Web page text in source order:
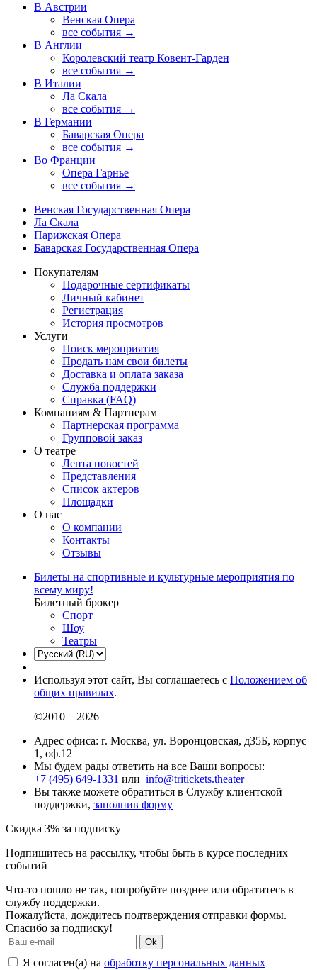
В Австрии
Венская Опера
все события →
В Англии
Королевский театр Ковент-Гарден
все события →
В Италии
Ла Скала
все события →
В Германии
Баварская Опера
все события →
Во Франции
Опера Гарнье
все события →
Венская Государственная Опера
Ла Скала
Парижская Опера
Баварская Государственная Опера
Покупателям
Подарочные сертификаты
Личный кабинет
Регистрация
История просмотров
Услуги
Поиск мероприятия
Продать нам свои билеты
Доставка и оплата заказа
Служба поддержки
Справка (FAQ)
Компаниям & Партнерам
Партнерская программа
Групповой заказ
О театре
Лента новостей
Представления
Список актеров
Площадки
О нас
О компании
Контакты
Отзывы
Билеты на спортивные и культурные мероприятия по
всему миру!
Билетный брокер
Спорт
Шоу
Театры
Используя этот сайт, Вы соглашаетесь с Положением об
общих правилах.
©2010—2026
Адрес офиса: г. Москва, ул. Воронцовская, д35Б, корпус
1, оф.12
Мы будем рады ответить на все Ваши вопросы:
+7 (495) 649-1331 или info@tritickets.theater
Вы также можете обратиться в Службу клиентской
поддержки, заполнив форму
Скидка 3% за подписку
Подпишитесь на рассылку, чтобы быть в курсе последних
событий
Что-то пошло не так, попробуйте позднее или обратитесь в
службу поддержки.
Пожалуйста, дождитесь подтверждения отправки формы.
Спасибо за подписку!
Ok
Я согласен(а) на обработку персональных данных